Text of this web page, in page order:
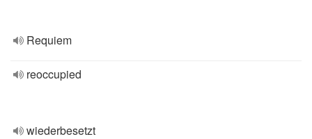
Requiem
reoccupied
wiederbesetzt